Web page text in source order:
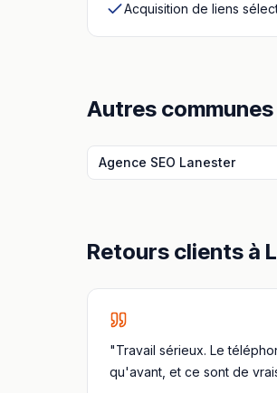
Acquisition de liens
Autres
Agence SEO Lanester
Retours clients à
"Travail sérieux. Le
qu'avant, et ce sont de